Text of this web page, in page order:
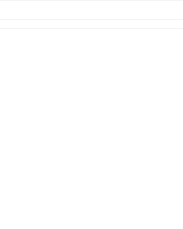
für Stellplätze und Sehenswürdigkeiten
wieder auf?